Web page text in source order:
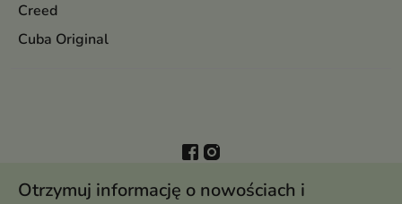
Creed
Cuba Original
Otrzymuj informację o nowościach i